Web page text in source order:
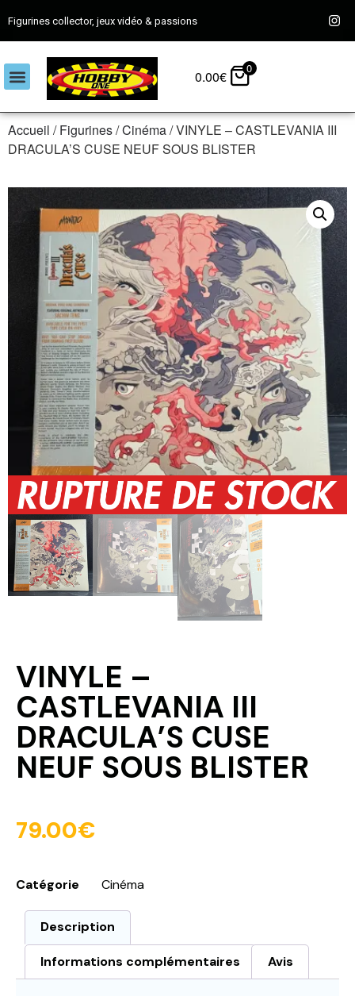
Figurines collector, jeux vidéo & passions
0.00€ 0
Accueil /Figurines/Cinéma/ VINYLE – CASTLEVANIA III
DRACULA’S CUSE NEUF SOUS BLISTER
VINYLE –
CASTLEVANIA III
DRACULA’S CUSE
NEUF SOUS BLISTER
79.00€
Catégorie Cinéma
Description
Informations complémentaires Avis